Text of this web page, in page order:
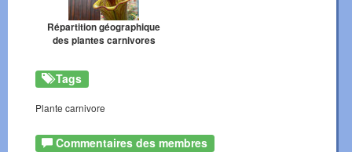
Répartition géographique
des plantes carnivores
Tags
Plante carnivore
Commentaires des membres